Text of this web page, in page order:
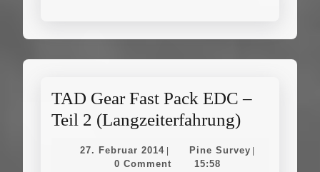
TAD Gear Fast Pack EDC –
Teil 2 (Langzeiterfahrung)TAD
Fast
27. Februar 201427.
Februar
Pine SurveyPine
0 Comment 15:58